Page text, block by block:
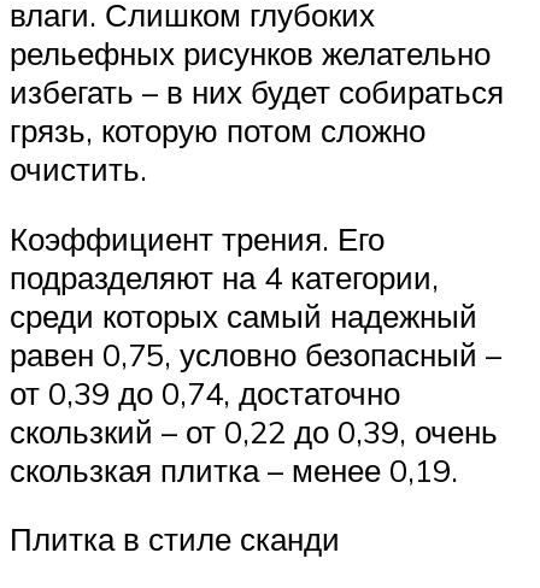
влаги. Слишком глубоких
рельефных рисунков желательно
избегать – в них будет собираться
грязь, которую потом сложно
очистить.
Коэффициент трения. Его
подразделяют на 4 категории,
среди которых самый надежный
равен 0,75, условно безопасный –
от 0,39 до 0,74, достаточно
скользкий – от 0,22 до 0,39, очень
скользкая плитка – менее 0,19.
Плитка в стиле сканди